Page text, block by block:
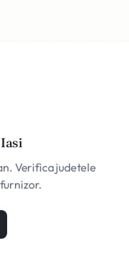
Verifica judetele